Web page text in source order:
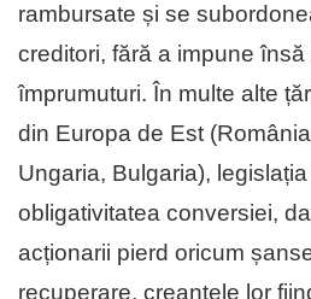
rambursate și se
creditori, fără a impune
împrumuturi. În multe alte
din Europa de Est
Ungaria, Bulgaria),
obligativitatea conversiei,
acționarii pierd oricum
recuperare, creanțele lor